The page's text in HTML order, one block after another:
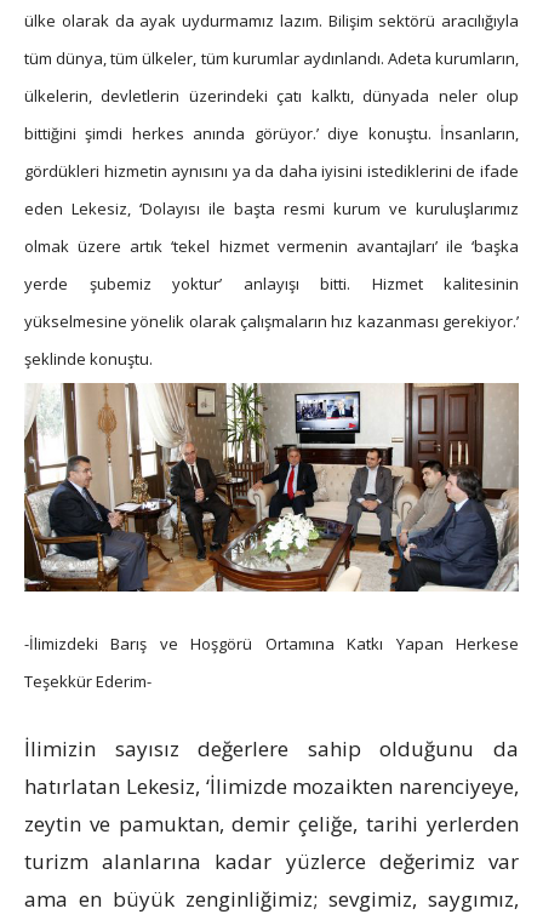
ülke olarak da ayak uydurmamız lazım. Bilişim sektörü aracılığıyla
tüm dünya, tüm ülkeler, tüm kurumlar aydınlandı. Adeta kurumların,
ülkelerin, devletlerin üzerindeki çatı kalktı, dünyada neler olup
bittiğini şimdi herkes anında görüyor.’ diye konuştu. İnsanların,
gördükleri hizmetin aynısını ya da daha iyisini istediklerini de ifade
eden Lekesiz, ‘Dolayısı ile başta resmi kurum ve kuruluşlarımız
olmak üzere artık ‘tekel hizmet vermenin avantajları’ ile ‘başka
yerde şubemiz yoktur’ anlayışı bitti. Hizmet kalitesinin
yükselmesine yönelik olarak çalışmaların hız kazanması gerekiyor.’
şeklinde konuştu.
-İlimizdeki Barış ve Hoşgörü Ortamına Katkı Yapan Herkese
Teşekkür Ederim-
İlimizin sayısız değerlere sahip olduğunu da
hatırlatan Lekesiz, ‘İlimizde mozaikten narenciyeye,
zeytin ve pamuktan, demir çeliğe, tarihi yerlerden
turizm alanlarına kadar yüzlerce değerimiz var
ama en büyük zenginliğimiz; sevgimiz, saygımız,